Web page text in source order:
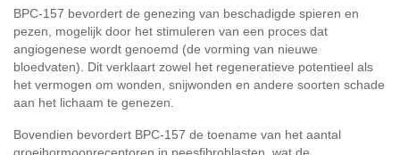
BPC-157 bevordert de genezing van beschadigde spieren en
pezen, mogelijk door het stimuleren van een proces dat
angiogenese wordt genoemd (de vorming van nieuwe
bloedvaten). Dit verklaart zowel het regeneratieve potentieel als
het vermogen om wonden, snijwonden en andere soorten schade
aan het lichaam te genezen.
Bovendien bevordert BPC-157 de toename van het aantal